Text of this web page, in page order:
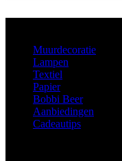
Muurdecoratie
Lampen
Textiel
Papier
Bobbi Beer
Aanbiedingen
Cadeautips